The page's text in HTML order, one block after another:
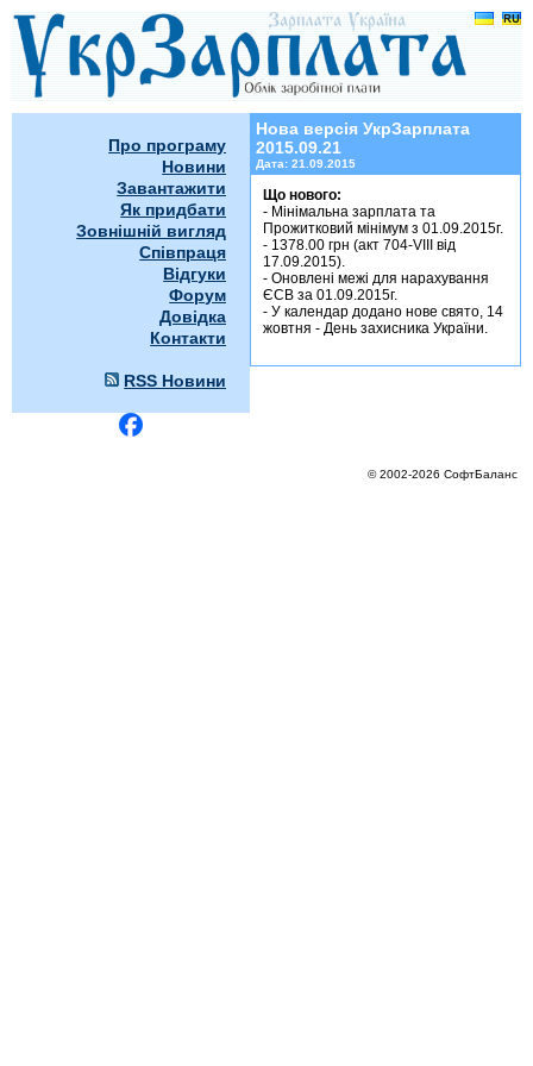
Про програму
Новини
Завантажити
Як придбати
Зовнішній вигляд
Співпраця
Відгуки
Форум
Довідка
Контакти
RSS Новини
УкрЗарплата 2015.09.21
Нова версія УкрЗарплата
2015.09.21
Дата: 21.09.2015
Що нового:
- Мінімальна зарплата та
Прожитковий мінімум з 01.09.2015г.
- 1378.00 грн (акт 704-VIII від
17.09.2015).
- Оновлені межі для нарахування
ЄСВ за 01.09.2015г.
- У календар додано нове свято, 14
жовтня - День захисника України.
© 2002-2026 СофтБаланс